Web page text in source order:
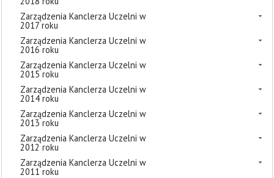
Zarządzenia Kanclerza Uczelni w
2017 roku
Zarządzenia Kanclerza Uczelni w
2016 roku
Zarządzenia Kanclerza Uczelni w
2015 roku
Zarządzenia Kanclerza Uczelni w
2014 roku
Zarządzenia Kanclerza Uczelni w
2013 roku
Zarządzenia Kanclerza Uczelni w
2012 roku
Zarządzenia Kanclerza Uczelni w
2011 roku